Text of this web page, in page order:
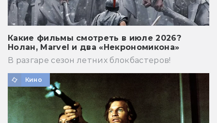
Какие фильмы смотреть в июле 2026?
Нолан, Marvel и два «Некрономикона»
В разгаре сезон летних блокбастеров!
Кино